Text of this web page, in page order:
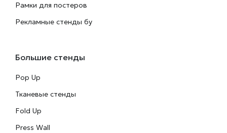
Рамки для постеров
Рекламные стенды бу
Большие стенды
Pop Up
Тканевые стенды
Fold Up
Press Wall